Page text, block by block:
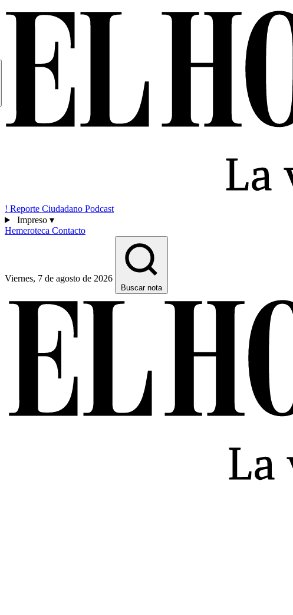
! Reporte Ciudadano Podcast
Impreso ▾
Hemeroteca Contacto
Viernes, 7 de agosto de 2026
Buscar nota